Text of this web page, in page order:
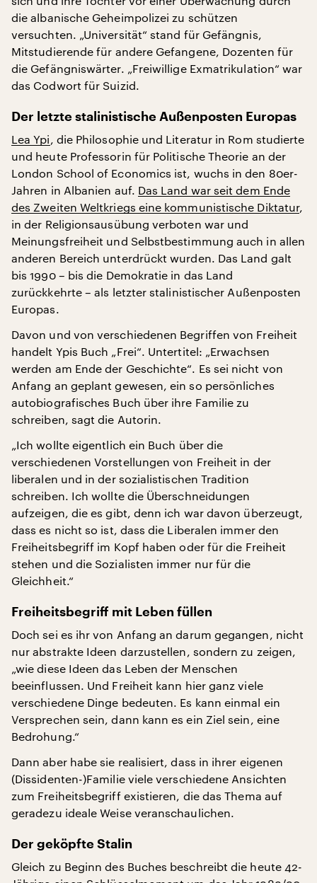
die albanische Geheimpolizei zu schützen
versuchten. „Universität“ stand für Gefängnis,
Mitstudierende für andere Gefangene, Dozenten für
die Gefängniswärter. „Freiwillige Exmatrikulation“ war
das Codwort für Suizid.
Der letzte stalinistische Außenposten Europas
Lea Ypi , die Philosophie und Literatur in Rom studierte
und heute Professorin für Politische Theorie an der
London School of Economics ist, wuchs in den 80er-
Jahren in Albanien auf. Das Land war seit dem Ende
des Zweiten Weltkriegs eine kommunistische Diktatur,
in der Religionsausübung verboten war und
Meinungsfreiheit und Selbstbestimmung auch in allen
anderen Bereich unterdrückt wurden. Das Land galt
bis 1990 – bis die Demokratie in das Land
zurückkehrte – als letzter stalinistischer Außenposten
Europas.
Davon und von verschiedenen Begriffen von Freiheit
handelt Ypis Buch „Frei“. Untertitel: „Erwachsen
werden am Ende der Geschichte“. Es sei nicht von
Anfang an geplant gewesen, ein so persönliches
autobiografisches Buch über ihre Familie zu
schreiben, sagt die Autorin.
„Ich wollte eigentlich ein Buch über die
verschiedenen Vorstellungen von Freiheit in der
liberalen und in der sozialistischen Tradition
schreiben. Ich wollte die Überschneidungen
aufzeigen, die es gibt, denn ich war davon überzeugt,
dass es nicht so ist, dass die Liberalen immer den
Freiheitsbegriff im Kopf haben oder für die Freiheit
stehen und die Sozialisten immer nur für die
Gleichheit.“
Freiheitsbegriff mit Leben füllen
Doch sei es ihr von Anfang an darum gegangen, nicht
nur abstrakte Ideen darzustellen, sondern zu zeigen,
„wie diese Ideen das Leben der Menschen
beeinflussen. Und Freiheit kann hier ganz viele
verschiedene Dinge bedeuten. Es kann einmal ein
Versprechen sein, dann kann es ein Ziel sein, eine
Bedrohung.“
Dann aber habe sie realisiert, dass in ihrer eigenen
(Dissidenten-)Familie viele verschiedene Ansichten
zum Freiheitsbegriff existieren, die das Thema auf
geradezu ideale Weise veranschaulichen.
Der geköpfte Stalin
Gleich zu Beginn des Buches beschreibt die heute 42-